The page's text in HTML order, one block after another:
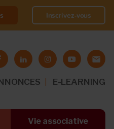
Inscrivez-vous
E-LEARNING
Vie associative